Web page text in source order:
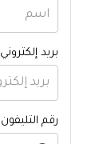
بريد إلكتروني
رقم التليفون